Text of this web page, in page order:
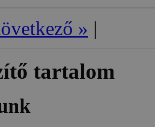
» |
tartalom